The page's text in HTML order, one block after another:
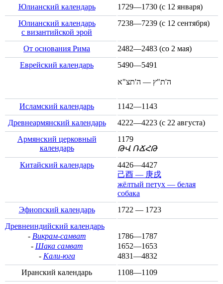
Юлианский календарь
1729—1730 (с 12 января)
Юлианский календарь
с византийской эрой
7238—7239 (с 12 сентября)
От основания Рима 2482—2483 (со 2 мая)
Еврейский календарь
5490—5491
ה'ת"ץ — ה'תצ"א
Исламский календарь
1142—1143
Древнеармянский календарь
4222—4223 (с 22 августа)
Армянский церковный
календарь
1179
ԹՎ ՌՃՀԹ
Китайский календарь
4426—4427
己酉 — 庚戌
жёлтый петух — белая
собака
Эфиопский календарь
1722 — 1723
Древнеиндийский календарь
- Викрам-самват
1786—1787
- Шака самват
1652—1653
- Кали-юга
4831—4832
Иранский календарь
1108—1109